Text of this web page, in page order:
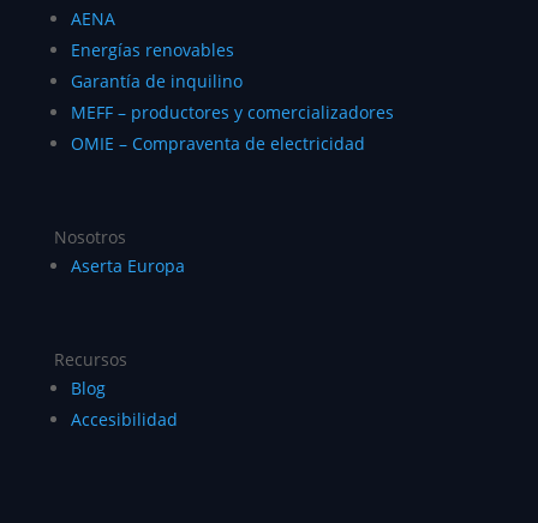
AENA
Energías renovables
Garantía de inquilino
MEFF – productores y comercializadores
OMIE – Compraventa de electricidad
Nosotros
Aserta Europa
Recursos
Blog
Accesibilidad